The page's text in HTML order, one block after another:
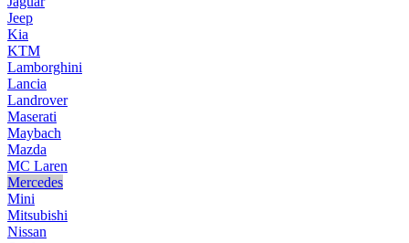
Jeep
Kia
KTM
Lamborghini
Lancia
Landrover
Maserati
Maybach
Mazda
MC Laren
Mercedes
Mini
Mitsubishi
Nissan